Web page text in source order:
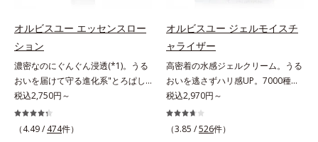
角層*5 乾燥による*6 洗浄によ
る物理的効果*7 うるおいによる
*8 乾燥、ハリ・ツヤのなさ*9
保湿成分*10 ロニセラカエルレア
果汁、ノバラエキス配合＝うるおい
を与えハリと透明感に満ちた肌へ導
く保湿成分*11 メマツヨイグサ抽
出液、スイカズラエキス配合＝角層
ロニセラカエルレア果汁、ノバラエ
キス配合＝うるおいを与えハリと透
明感に満ちた肌へ導く保湿成分*9
メマツヨイグサ抽出液、スイカズラ
エキス配合＝角層のすみずみまで水
分・油分を保ち、ハリ・ツヤを与え
る保湿成分*10 気持ちのこと各商品
の詳しい情報は商品ページをご覧く
す。むやみに隠すのではなくふわり
アのW効果で軽やかな美肌を印象づ
けます。紫外線吸収剤フリーなのに
高SPF値、さらにスキンプロテクト
複合成分(*3)が、ブルーライト、紫
外線、大気中の微粒子汚れなどの外
的ダメージから肌表面をガードしま
整え、パールエキス(*3)とヒアルロ
ン酸(*4)がうるおって透き通るよう
な透明感を叶えます。顔色がどんよ
りしている、ファンデのノリがイマ
イチ、肌のざらつきやくすみが気に
なる、化粧水が肌になじまな
い……。こんなお悩みが気になると
きに。週に1～4回、いつもの洗顔料
オルビスユー エッセンスロー
ション
濃密なのにぐんぐん浸透(*1)。うる
おいを届けて守る進化系"とろぱし
ゃ"ローション。7000種を超える成
分から厳選し、「うるおいの質
(*1)」に着目した初期エイジングケ
税込2,750円～
（4.49 / 474件）
オルビスユー ジェルモイスチ
ャライザー
高密着の水感ジェルクリーム。うる
おいを逃さずハリ感UP。7000種を
超える成分から厳選し、「うるおい
の質(*1)」に着目した初期エイジン
グケア(*2)シリーズオルビスユーは
税込2,970円～
（3.85 /526件）